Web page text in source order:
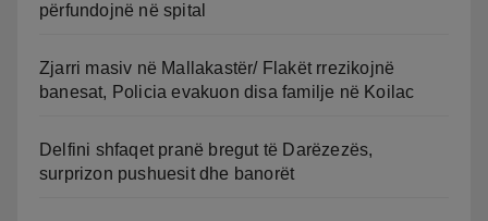
përfundojnë në spital
Zjarri masiv në Mallakastër/ Flakët rrezikojnë
banesat, Policia evakuon disa familje në Koilac
Delfini shfaqet pranë bregut të Darëzezës,
surprizon pushuesit dhe banorët